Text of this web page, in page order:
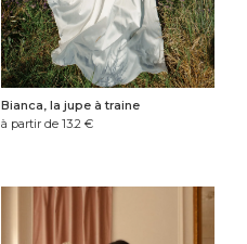
Bianca, la jupe à traine
à partir de 13.2 €